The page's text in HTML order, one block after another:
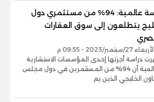
دراسة عالمية: 94% من مستثمري دول
يتطلعون إلى سوق العقارات
الأربعاء 27/سبتمبر/2023 - 09:55 م
دراسة أجرتها إحدى المؤسسات الاستشارية
العالمية أن 94% من المستثمرين في دول مجلس
الخليجي الذين يم